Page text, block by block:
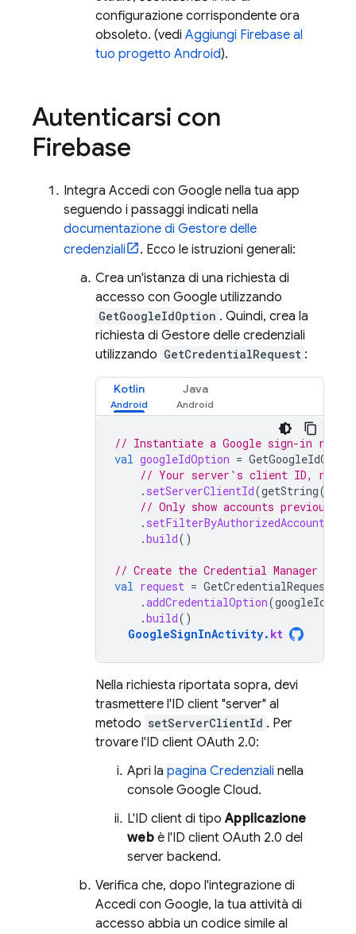
configurazione corrispondente ora
obsoleto. (vedi Aggiungi Firebase al
tuo progetto Android).
Autenticarsi con
Firebase
Integra Accedi con Google nella tua app
seguendo i passaggi indicati nella
documentazione di Gestore delle
credenziali
. Ecco le istruzioni generali:
Crea un'istanza di una richiesta di
accesso con Google utilizzando
GetGoogleIdOption . Quindi, crea la
richiesta di Gestore delle credenziali
utilizzando GetCredentialRequest :
Kotlin Java
// Instantiate a Google sign-in
val googleIdOption =
// Your server's client ID, not
. setServerClientId(getString(
// Only show accounts previously
. setFilterByAuthorizedAccounts
.build()
// Create the Credential Manager
val request = GetCredentialRequest
.addCredentialOption(
.build()
GoogleSignInActivity. kt
Nella richiesta riportata sopra, devi
trasmettere l'ID client "server" al
metodo setServerClientId . Per
trovare l'ID client OAuth 2.0:
Apri la pagina Credenziali nella
console Google Cloud.
L'ID client di tipoApplicazione
webè l'ID client OAuth 2.0 del
server backend.
Verifica che, dopo l'integrazione di
Accedi con Google, la tua attività di
accesso abbia un codice simile al